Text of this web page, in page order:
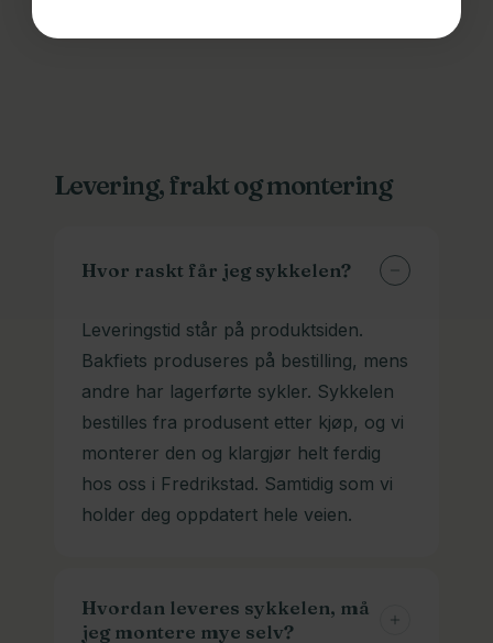
Levering, frakt og montering
Hvor raskt får jeg sykkelen?
Leveringstid står på produktsiden.
Bakfiets produseres på bestilling, mens
andre har lagerførte sykler. Sykkelen
bestilles fra produsent etter kjøp, og vi
monterer den og klargjør helt ferdig
hos oss i Fredrikstad. Samtidig som vi
holder deg oppdatert hele veien.
Hvordan leveres sykkelen, må
jeg montere mye selv?